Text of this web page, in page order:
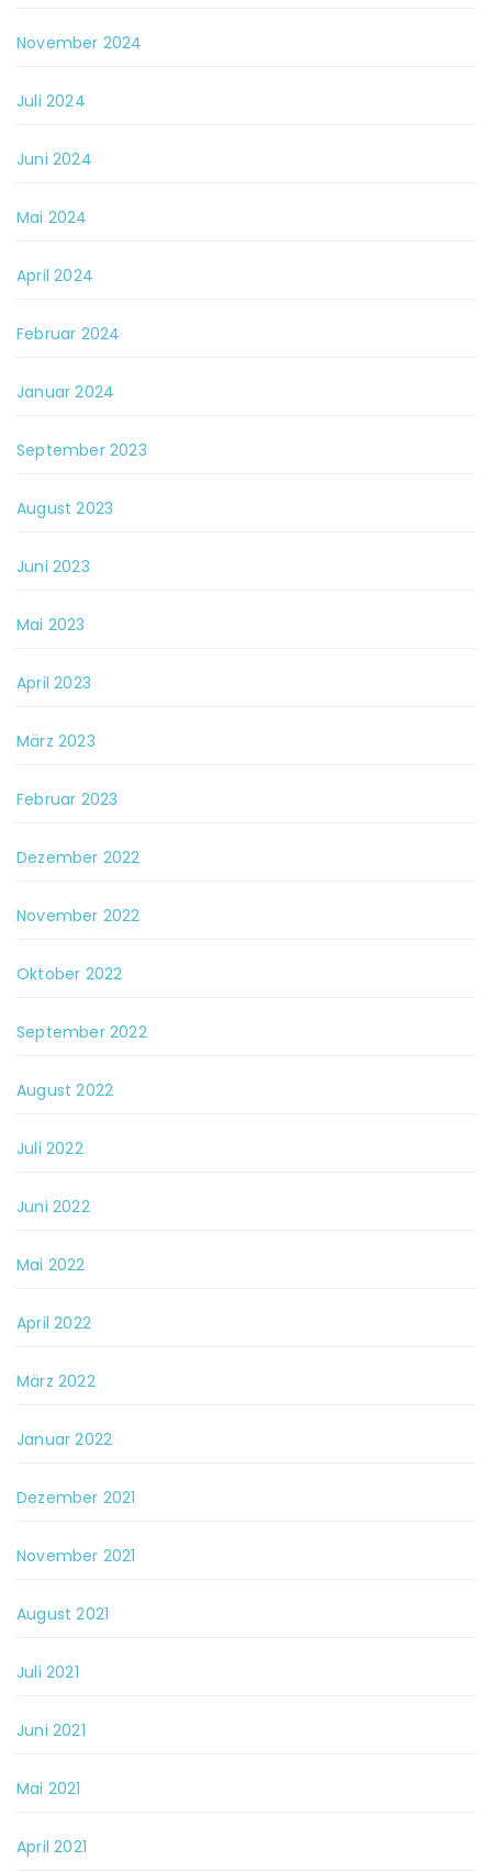
November 2024
Juli 2024
Juni 2024
Mai 2024
April 2024
Februar 2024
Januar 2024
September 2023
August 2023
Juni 2023
Mai 2023
April 2023
März 2023
Februar 2023
Dezember 2022
November 2022
Oktober 2022
September 2022
August 2022
Juli 2022
Juni 2022
Mai 2022
April 2022
März 2022
Januar 2022
Dezember 2021
November 2021
August 2021
Juli 2021
Juni 2021
Mai 2021
April 2021